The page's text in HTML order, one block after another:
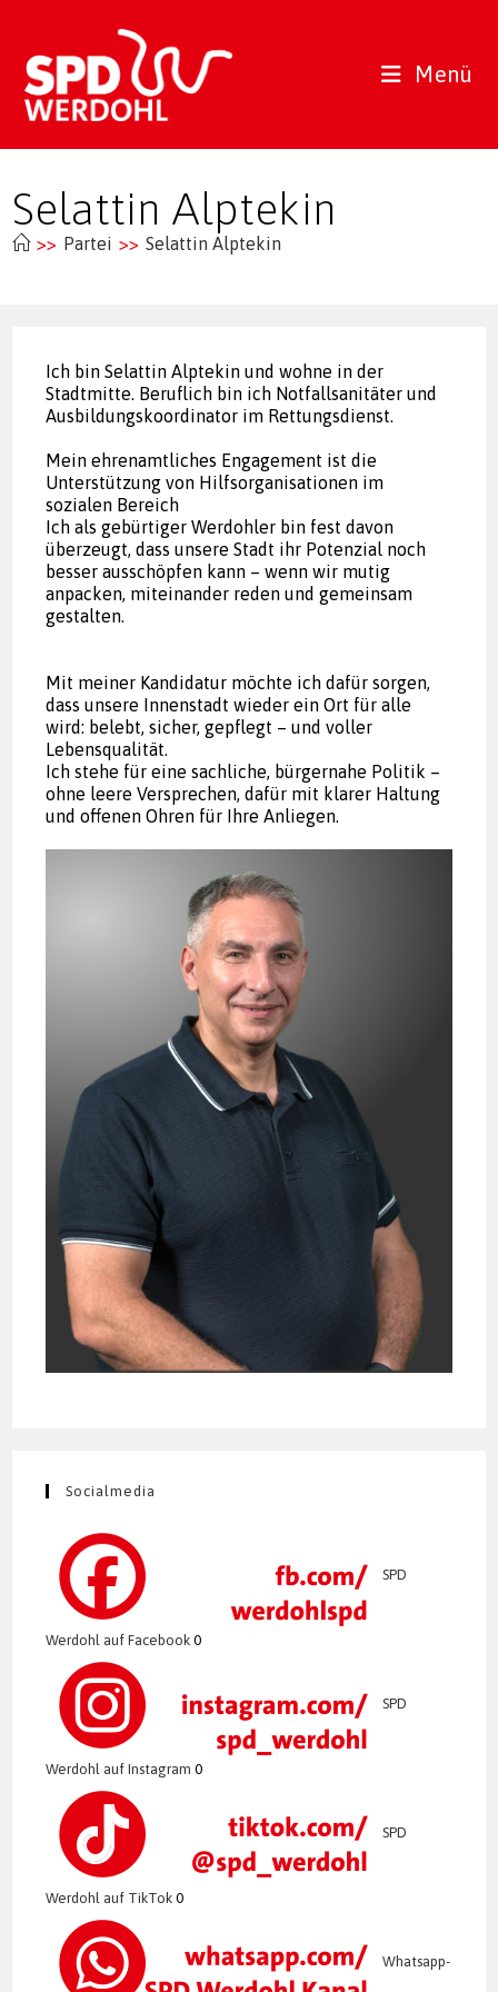
Menü
Selattin Alptekin
>> Partei >> Selattin Alptekin
Ich bin Selattin Alptekin und wohne in der
Stadtmitte. Beruflich bin ich Notfallsanitäter und
Ausbildungskoordinator im Rettungsdienst.
Mein ehrenamtliches Engagement ist die
Unterstützung von Hilfsorganisationen im
sozialen Bereich
Ich als gebürtiger Werdohler bin fest davon
überzeugt, dass unsere Stadt ihr Potenzial noch
besser ausschöpfen kann – wenn wir mutig
anpacken, miteinander reden und gemeinsam
gestalten.
Mit meiner Kandidatur möchte ich dafür sorgen,
dass unsere Innenstadt wieder ein Ort für alle
wird: belebt, sicher, gepflegt – und voller
Lebensqualität.
Ich stehe für eine sachliche, bürgernahe Politik –
ohne leere Versprechen, dafür mit klarer Haltung
und offenen Ohren für Ihre Anliegen.
Socialmedia
SPD
Werdohl auf Facebook 0
SPD
Werdohl auf Instagram 0
SPD
Werdohl auf TikTok 0
Whatsapp-